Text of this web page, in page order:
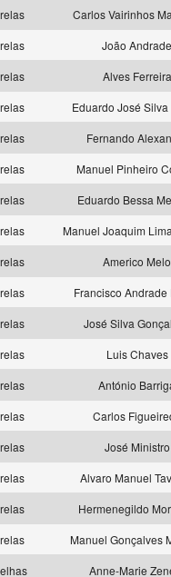
Carlos Vairinhos
João Andrade
Alves Ferreira
Eduardo José Silva
Fernando
Manuel Pinheiro
Eduardo Bessa
Manuel Joaquim
Americo Melo
Francisco Andrade
José Silva
Luis Chaves
António
Carlos
José Ministro
Alvaro Manuel
Hermenegildo
Manuel Gonçalves
Anne-Marie